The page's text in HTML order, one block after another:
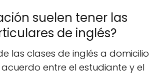
suelen tener las
de inglés?
las clases de inglés a domicilio
entre el estudiante y el